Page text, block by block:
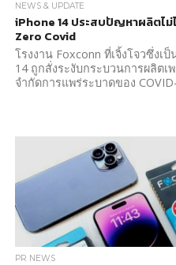
NEWS & UPDATE
iPhone 14 ประสบปัญหาผลิตไ
Zero Covid
โรงงาน Foxconn ที่เจิ้งโจวซึ่งเ
14 ถูกสั่งระงับกระบวนการผลิตเ
จำกัดการแพร่ระบาดของ
PR NEWS